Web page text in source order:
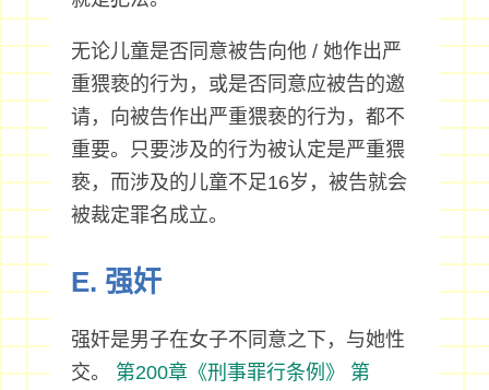
无论儿童是否同意被告向他 / 她作出严
重猥亵的行为，或是否同意应被告的邀
请，向被告作出严重猥亵的行为，都不
重要。只要涉及的行为被认定是严重猥
亵，而涉及的儿童不足16岁，被告就会
被裁定罪名成立。
E. 强奸
强奸是男子在女子不同意之下，与她性
交。 第200章《刑事罪行条例》
第